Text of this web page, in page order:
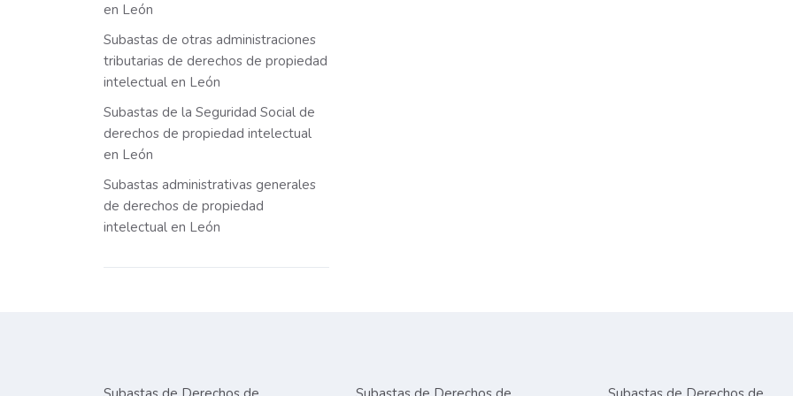
en León
Subastas de otras administraciones
tributarias de derechos de propiedad
intelectual en León
Subastas de la Seguridad Social de
derechos de propiedad intelectual
en León
Subastas administrativas generales
de derechos de propiedad
intelectual en León